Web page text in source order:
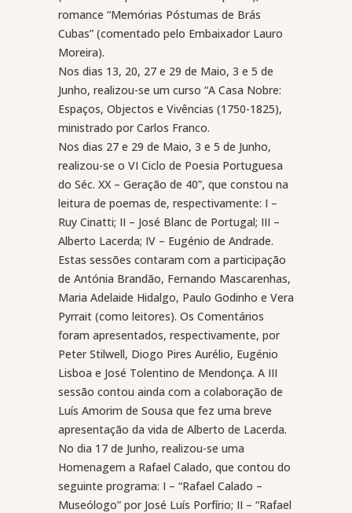
romance “Memórias Póstumas de Brás
Cubas” (comentado pelo Embaixador Lauro
Moreira).
Nos dias 13, 20, 27 e 29 de Maio, 3 e 5 de
Junho, realizou-se um curso “A Casa Nobre:
Espaços, Objectos e Vivências (1750-1825),
ministrado por Carlos Franco.
Nos dias 27 e 29 de Maio, 3 e 5 de Junho,
realizou-se o VI Ciclo de Poesia Portuguesa
do Séc. XX – Geração de 40”, que constou na
leitura de poemas de, respectivamente: I –
Ruy Cinatti; II – José Blanc de Portugal; III –
Alberto Lacerda; IV – Eugénio de Andrade.
Estas sessões contaram com a participação
de Antónia Brandão, Fernando Mascarenhas,
Maria Adelaide Hidalgo, Paulo Godinho e Vera
Pyrrait (como leitores). Os Comentários
foram apresentados, respectivamente, por
Peter Stilwell, Diogo Pires Aurélio, Eugénio
Lisboa e José Tolentino de Mendonça. A III
sessão contou ainda com a colaboração de
Luís Amorim de Sousa que fez uma breve
apresentação da vida de Alberto de Lacerda.
No dia 17 de Junho, realizou-se uma
Homenagem a Rafael Calado, que contou do
seguinte programa: I – “Rafael Calado –
Museólogo” por José Luís Porfírio; II – “Rafael